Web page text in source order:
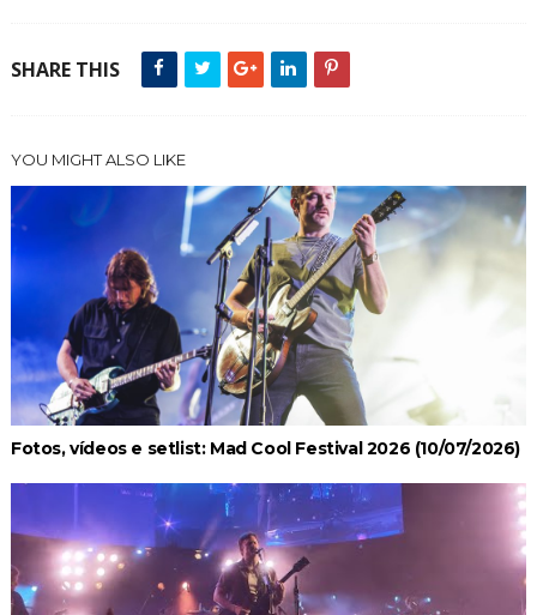
SHARE THIS
YOU MIGHT ALSO LIKE
Fotos, vídeos e setlist: Mad Cool Festival 2026 (10/07/2026)